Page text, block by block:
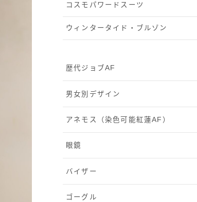
コスモパワードスーツ
ウィンタータイド・ブルゾン
歴代ジョブAF
男女別デザイン
アネモス（染色可能紅蓮AF）
眼鏡
バイザー
ゴーグル